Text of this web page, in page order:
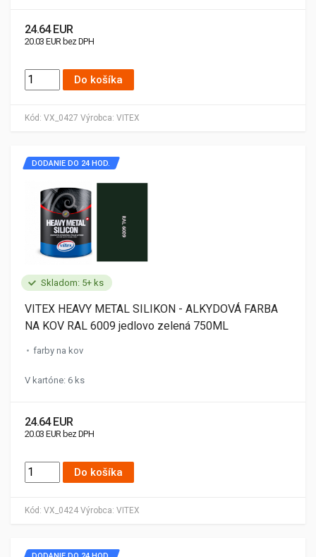
Kód: VX_0427 Výrobca: VITEX
24.64 EUR
20.03 EUR bez DPH
Do košíka
Skladom: 5+ ks
Kód: VX_0424 Výrobca: VITEX
DODANIE DO 24 HOD.
VITEX HEAVY METAL SILIKON - ALKYDOVÁ FARBA
NA KOV RAL 6009 jedlovo zelená 750ML
farby na kov
V kartóne: 6 ks
24.64 EUR
20.03 EUR bez DPH
Do košíka